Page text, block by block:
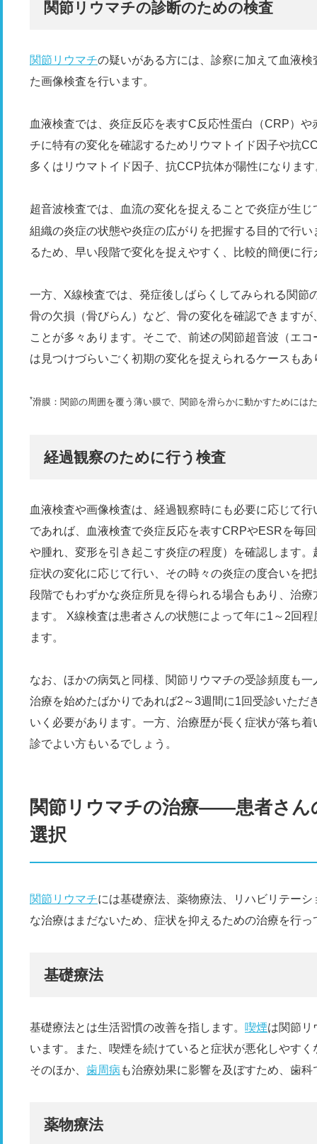
関節リウマチの診断のための検査
関節リウマチの疑いがある方には、診察に加えて血液
た画像検査を行います。
血液検査では、炎症反応を表すC反応性蛋白（CRP）
チに特有の変化を確認するためリウマトイド因子や抗
多くはリウマトイド因子、抗CCP抗体が陽性になります
超音波検査では、血流の変化を捉えることで炎症が生
組織の炎症の状態や炎症の広がりを把握する目的で行
るため、早い段階で変化を捉えやすく、比較的簡便に
一方、X線検査では、発症後しばらくしてみられる関節
骨の欠損（骨びらん）など、骨の変化を確認できます
ことが多々あります。そこで、前述の関節超音波（エ
は見つけづらいごく初期の変化を捉えられるケースもあ
*滑膜：関節の周囲を覆う薄い膜で、関節を滑らかに動かすためには
経過観察のために行う検査
血液検査や画像検査は、経過観察時にも必要に応じて
であれば、血液検査で炎症反応を表すCRPやESRを毎
や腫れ、変形を引き起こす炎症の程度）を確認します
症状の変化に応じて行い、その時々の炎症の度合いを
段階でもわずかな炎症所見を得られる場合もあり、治
ます。 X線検査は患者さんの状態によって年に1～2回
ます。
なお、ほかの病気と同様、関節リウマチの受診頻度も
治療を始めたばかりであれば2～3週間に1回受診いただ
いく必要があります。一方、治療歴が長く症状が落ち
診でよい方もいるでしょう。
関節リウマチの治療――患者さん
選択
関節リウマチには基礎療法、薬物療法、リハビリテー
な治療はまだないため、症状を抑えるための治療を行っ
基礎療法
基礎療法とは生活習慣の改善を指します。 喫煙は関節リ
います。また、喫煙を続けていると症状が悪化しやすく
そのほか、 歯周病 も治療効果に影響を及ぼすため、歯
薬物療法